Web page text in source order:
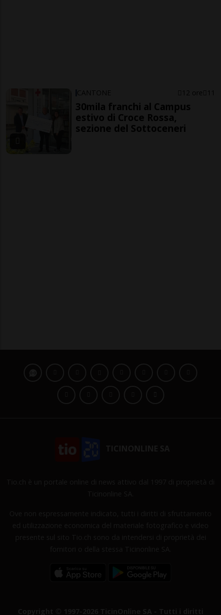
CANTONE 12 ore 11
30mila franchi al Campus
estivo di Croce Rossa,
sezione del Sottoceneri